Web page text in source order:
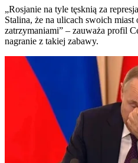
„Rosjanie na tyle tęsknią za
Stalina, że na ulicach swoich
zatrzymaniami” – zauważa profil
nagranie z takiej zabawy.